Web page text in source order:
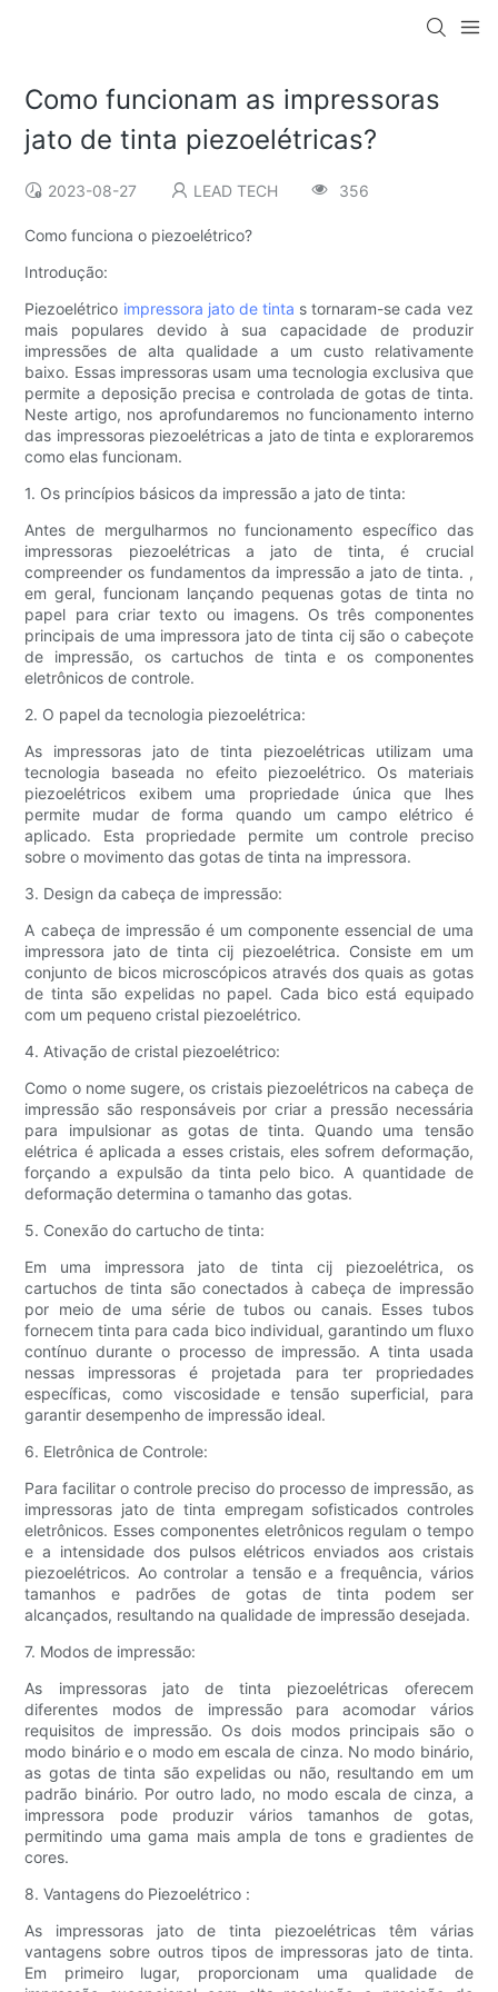
Como funcionam as impressoras
jato de tinta piezoelétricas?
2023-08-27 LEAD TECH 356
Como funciona o piezoelétrico?
Introdução:
Piezoelétrico impressora jato de tinta s tornaram-se cada vez
mais populares devido à sua capacidade de produzir
impressões de alta qualidade a um custo relativamente
baixo. Essas impressoras usam uma tecnologia exclusiva que
permite a deposição precisa e controlada de gotas de tinta.
Neste artigo, nos aprofundaremos no funcionamento interno
das impressoras piezoelétricas a jato de tinta e exploraremos
como elas funcionam.
1. Os princípios básicos da impressão a jato de tinta:
Antes de mergulharmos no funcionamento específico das
impressoras piezoelétricas a jato de tinta, é crucial
compreender os fundamentos da impressão a jato de tinta. ,
em geral, funcionam lançando pequenas gotas de tinta no
papel para criar texto ou imagens. Os três componentes
principais de uma impressora jato de tinta cij são o cabeçote
de impressão, os cartuchos de tinta e os componentes
eletrônicos de controle.
2. O papel da tecnologia piezoelétrica:
As impressoras jato de tinta piezoelétricas utilizam uma
tecnologia baseada no efeito piezoelétrico. Os materiais
piezoelétricos exibem uma propriedade única que lhes
permite mudar de forma quando um campo elétrico é
aplicado. Esta propriedade permite um controle preciso
sobre o movimento das gotas de tinta na impressora.
3. Design da cabeça de impressão:
A cabeça de impressão é um componente essencial de uma
impressora jato de tinta cij piezoelétrica. Consiste em um
conjunto de bicos microscópicos através dos quais as gotas
de tinta são expelidas no papel. Cada bico está equipado
com um pequeno cristal piezoelétrico.
4. Ativação de cristal piezoelétrico:
Como o nome sugere, os cristais piezoelétricos na cabeça de
impressão são responsáveis ​​por criar a pressão necessária
para impulsionar as gotas de tinta. Quando uma tensão
elétrica é aplicada a esses cristais, eles sofrem deformação,
forçando a expulsão da tinta pelo bico. A quantidade de
deformação determina o tamanho das gotas.
5. Conexão do cartucho de tinta:
Em uma impressora jato de tinta cij piezoelétrica, os
cartuchos de tinta são conectados à cabeça de impressão
por meio de uma série de tubos ou canais. Esses tubos
fornecem tinta para cada bico individual, garantindo um fluxo
contínuo durante o processo de impressão. A tinta usada
nessas impressoras é projetada para ter propriedades
específicas, como viscosidade e tensão superficial, para
garantir desempenho de impressão ideal.
6. Eletrônica de Controle:
Para facilitar o controle preciso do processo de impressão, as
impressoras jato de tinta empregam sofisticados controles
eletrônicos. Esses componentes eletrônicos regulam o tempo
e a intensidade dos pulsos elétricos enviados aos cristais
piezoelétricos. Ao controlar a tensão e a frequência, vários
tamanhos e padrões de gotas de tinta podem ser
alcançados, resultando na qualidade de impressão desejada.
7. Modos de impressão:
As impressoras jato de tinta piezoelétricas oferecem
diferentes modos de impressão para acomodar vários
requisitos de impressão. Os dois modos principais são o
modo binário e o modo em escala de cinza. No modo binário,
as gotas de tinta são expelidas ou não, resultando em um
padrão binário. Por outro lado, no modo escala de cinza, a
impressora pode produzir vários tamanhos de gotas,
permitindo uma gama mais ampla de tons e gradientes de
cores.
8. Vantagens do Piezoelétrico :
As impressoras jato de tinta piezoelétricas têm várias
vantagens sobre outros tipos de impressoras jato de tinta.
Em primeiro lugar, proporcionam uma qualidade de